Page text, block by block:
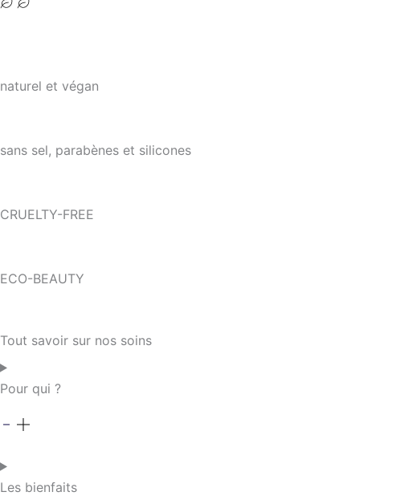
naturel et végan
sans sel, parabènes et silicones
CRUELTY-FREE
ECO-BEAUTY
Tout savoir sur nos soins
Pour qui ?
Les bienfaits